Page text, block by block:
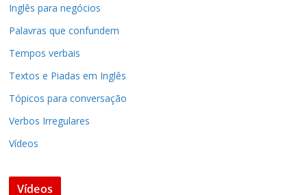
Inglês para negócios
Palavras que confundem
Tempos verbais
Textos e Piadas em Inglês
Tópicos para conversação
Verbos Irregulares
Vídeos
Vídeos